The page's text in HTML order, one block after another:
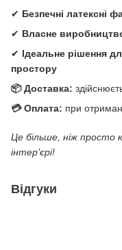
✔ Безпечні латексні
✔ Власне
✔ Ідеальне рішення
простору
📦 Доставка:
💳 Оплата: при
Це більше, ніж просто
інтер’єрі!
Відгуки